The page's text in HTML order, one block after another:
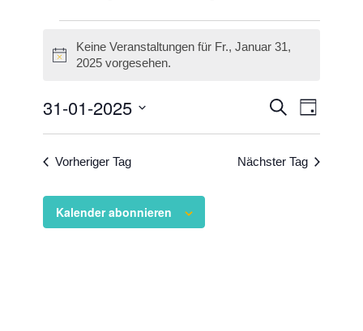
Hinweis
Keine Veranstaltungen für Fr., Januar 31,
2025 vorgesehen.
Suche
und
Suche
Tag
31-01-2025
Vorheriger Tag Nächster Tag
Kalender abonnieren